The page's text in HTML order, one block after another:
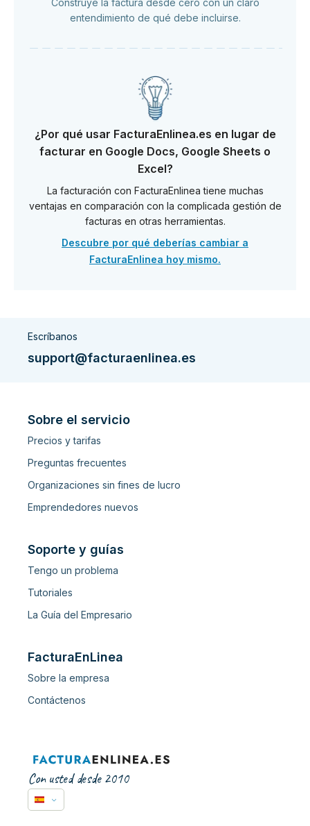
entendimiento de qué debe incluirse.
¿Por qué usar FacturaEnlinea.es en lugar de
facturar en Google Docs, Google Sheets o
Excel?
La facturación con FacturaEnlinea tiene muchas
ventajas en comparación con la complicada gestión de
facturas en otras herramientas.
Descubre por qué deberías cambiar a
FacturaEnlinea hoy mismo.
Escríbanos
support@facturaenlinea.es
Sobre el servicio
Precios y tarifas
Preguntas frecuentes
Organizaciones sin fines de lucro
Emprendedores nuevos
Soporte y guías
Tengo un problema
Tutoriales
La Guía del Empresario
FacturaEnLinea
Sobre la empresa
Contáctenos
Con usted desde 2010